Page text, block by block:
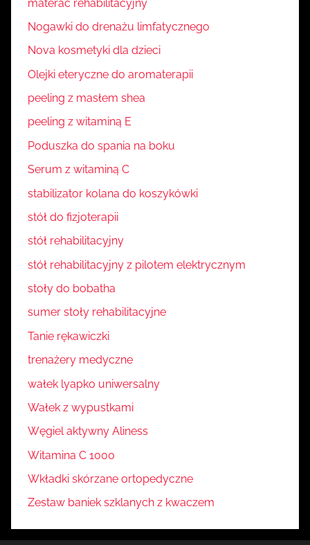
materac rehabilitacyjny
Nogawki do drenażu limfatycznego
Nova kosmetyki dla dzieci
Olejki eteryczne do aromaterapii
peeling z masłem shea
peeling z witaminą E
Poduszka do spania na boku
Serum z witaminą C
stabilizator kolana do koszykówki
stół do fizjoterapii
stół rehabilitacyjny
stół rehabilitacyjny z pilotem elektrycznym
stoły do bobatha
sumer stoły rehabilitacyjne
Tanie rękawiczki
trenażery medyczne
wałek lyapko uniwersalny
Wałek z wypustkami
Węgiel aktywny Aliness
Witamina C 1000
Wkładki skórzane ortopedyczne
Zestaw baniek szklanych z kwaczem